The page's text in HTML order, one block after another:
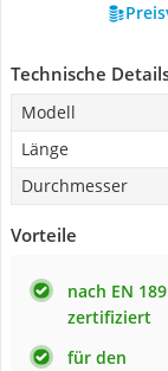
Technische
Modell
Länge
Durchmesser
Vorteile
nach EN
zertifiziert
für den